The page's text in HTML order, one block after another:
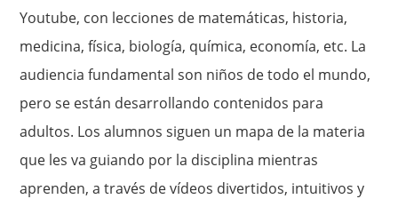
Youtube, con lecciones de matemáticas, historia,
medicina, física, biología, química, economía, etc. La
audiencia fundamental son niños de todo el mundo,
pero se están desarrollando contenidos para
adultos. Los alumnos siguen un mapa de la materia
que les va guiando por la disciplina mientras
aprenden, a través de vídeos divertidos, intuitivos y